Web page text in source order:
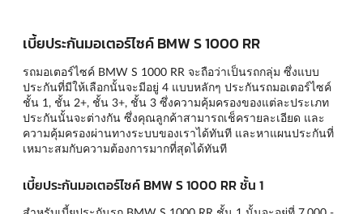
เบี้ยประกันมอเตอร์ไซค์ BMW S 1000 RR
รถมอเตอร์ไซค์ BMW S 1000 RR จะถือว่าเป็นรถกลุ่ม ซึ่งแบบ
ประกันที่มีให้เลือกนั้นจะมีอยู่ 4 แบบหลักๆ ประกันรถมอเตอร์ไซค์
ชั้น 1, ชั้น 2+, ชั้น 3+, ชั้น 3 ซึ่งความคุ้มครองของแต่ละประเภท
ประกันนั้นจะต่างกัน ซึ่งคุณลูกค้าสามารถเช็ครายละเอียด และ
ความคุ้มครองผ่านทางระบบของเราได้ทันที และหาแผนประกันที่
เหมาะสมกับความต้องการมากที่สุดได้ทันที
เบี้ยประกันมอเตอร์ไซค์ BMW S 1000 RR ชั้น 1